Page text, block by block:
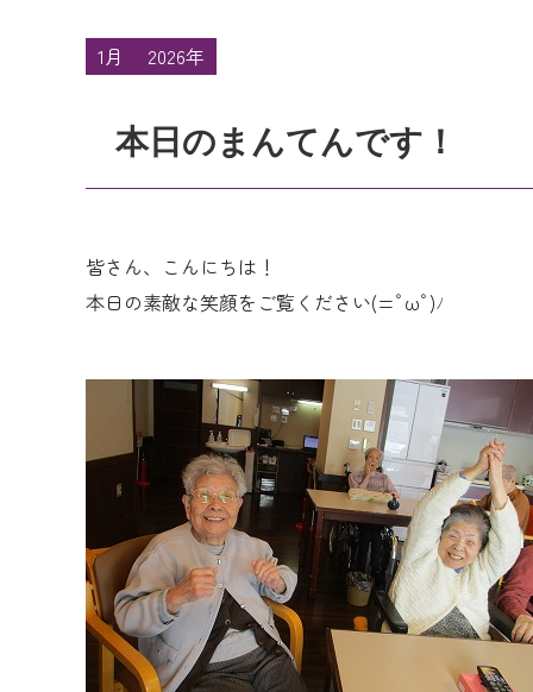
1月 2026年
本日のまんてんです！
皆さん、こんにちは！
本日の素敵な笑顔をご覧ください(=ﾟωﾟ)ﾉ